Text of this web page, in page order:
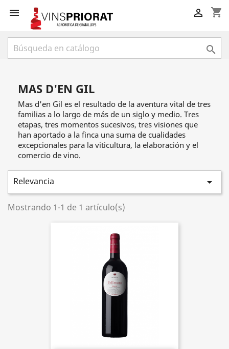
 shopping_cart


MAS D'EN GIL
Mas d'en Gil es el resultado de la aventura vital de tres
familias a lo largo de más de un siglo y medio. Tres
etapas, tres momentos sucesivos, tres visiones que
han aportado a la finca una suma de cualidades
excepcionales para la viticultura, la elaboración y el
comercio de vino.
Relevancia 
Mostrando 1-1 de 1 artículo(s)